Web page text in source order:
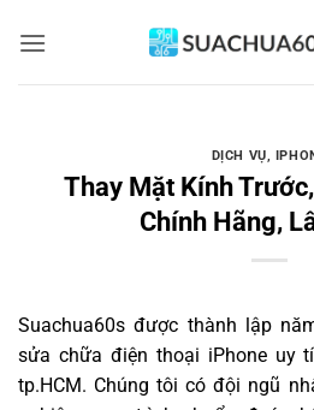
qua
DỊCH VỤ,
Thay Mặt Kính
Chính Hãng,
Suachua60s được thành lập
sửa chữa điện thoại iPhone uy
tp.HCM. Chúng tôi có đội ngũ